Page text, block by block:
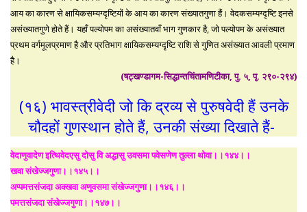
आय का कारण से क्षायिकसम्यग्दृष्टियों के आय का कारण संख्यातगुणा हैं। वेदकसम्यग्दृष्टि इनसे
असंख्यातगुणे होते हैं। यहाँ पल्योपम का असंख्यातवाँ भाग गुणकार है, जो पल्योपम के असंख्यात
प्रथम वर्गमूलप्रमाण है और प्रतिभाग क्षायिकसम्यग्दृष्टि राशि से गुणित असंख्यात आवली प्रमाण
है।
(षट्खण्डागम-सिद्धान्तचिंतामणिटीका, पु. ५, पृ. २९०-२९४)
(१६) भावस्त्रीवेदी जो कि द्रव्य से पुरुषवेदी हैं उनके
चौदहों गुणस्थान होते हैं, उनकी संख्या दिखाते हैं-
वेदाणुवादेण इत्थिवेदएसु दोसु वि अद्धासु उवसमा पवेसणेण तुल्ला थोवा।।१४४।।
खवा संखेज्जगुणा।।१४५।।
अप्पमत्तसंजदा अक्खवा अणुवसमा संखेज्जगुणा।।१४६।।
पमत्तसंजदा संखेज्जगुणा।।१४७।।